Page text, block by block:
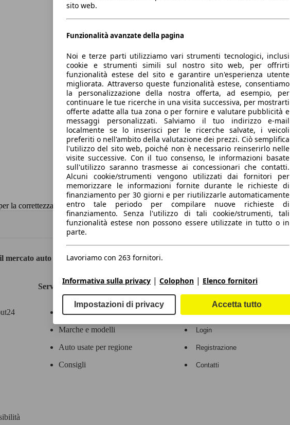
la correttezza dei dati.
mercato auto europeo.
Servizi
Contatti
Marche e modelli
Auto usate per regione
Consigli
Area rivenditori
Login
Registrazione
Contatti
sito web.
Funzionalità avanzate della pagina
Noi e terze parti utilizziamo vari strumenti tecnologici, inclusi
cookie e strumenti simili sul nostro sito web, per offrirti
funzionalità estese del sito e garantire un'esperienza utente
migliorata. Attraverso queste funzionalità estese, consentiamo
la personalizzazione della nostra offerta, ad esempio, per
continuare le tue ricerche in una visita successiva, per mostrarti
offerte adatte alla tua zona o per fornire e valutare pubblicità e
messaggi personalizzati. Salviamo il tuo indirizzo e-mail
localmente se lo inserisci per le ricerche salvate, i veicoli
preferiti o nell'ambito della valutazione dei prezzi. Ciò semplifica
l'utilizzo del sito web, poiché non è necessario reinserirlo nelle
visite successive. Con il tuo consenso, le informazioni basate
sull'utilizzo saranno trasmesse ai concessionari che contatti.
Alcuni cookie/strumenti vengono utilizzati dai fornitori per
memorizzare le informazioni fornite durante le richieste di
finanziamento per 30 giorni e per riutilizzarle automaticamente
entro tale periodo per compilare nuove richieste di
finanziamento. Senza l'utilizzo di tali cookie/strumenti, tali
funzionalità estese non possono essere utilizzate in tutto o in
parte.
Lavoriamo con 263 fornitori.
Informativa sulla privacy | Colophon | Elenco fornitori
Impostazioni di privacy Accetta tutto